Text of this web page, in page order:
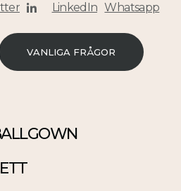
LinkedIn Whatsapp
VANLIGA FRÅGOR